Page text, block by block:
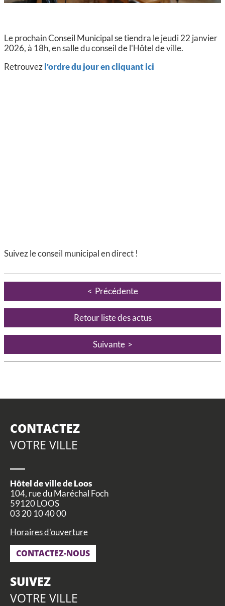
Le prochain Conseil Municipal se tiendra le jeudi 22 janvier
2026, à 18h, en salle du conseil de l'Hôtel de ville.
Retrouvezl'ordre du jour en cliquant ici
Suivez le conseil municipal en direct !
Précédente
Retour liste des actus
Suivante
CONTACTEZ
VOTRE VILLE
Hôtel de ville de Loos
104, rue du Maréchal Foch
59120 LOOS
03 20 10 40 00
Horaires d'ouverture
CONTACTEZ-NOUS
SUIVEZ
VOTRE VILLE